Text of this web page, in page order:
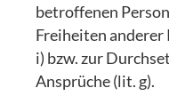
betroffenen
Freiheiten anderer
i) bzw. zur
Ansprüche (lit. g).